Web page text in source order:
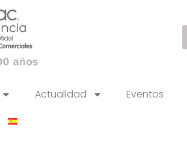
Actualidad Eventos